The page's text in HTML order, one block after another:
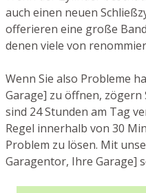
auch einen neuen
offerieren eine große
denen viele von
Wenn Sie also Probleme
Garage] zu öffnen,
sind 24 Stunden am Tag
Regel innerhalb von 30
Problem zu lösen. Mit
Garagentor, Ihre Garage]